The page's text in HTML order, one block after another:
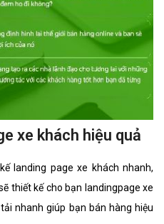
xe khách hiệu quả
landing page xe khách nhanh,
thiết kế cho bạn landingpage xe
nhanh giúp bạn bán hàng hiệu